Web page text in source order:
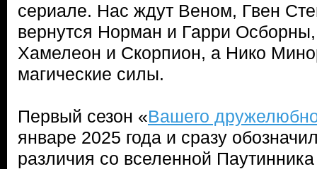
сериале. Нас ждут Веном, Гвен
вернутся Норман и Гарри
Хамелеон и Скорпион, а Нико
магические силы.
Первый сезон «Вашего
январе 2025 года и сразу
различия со вселенной